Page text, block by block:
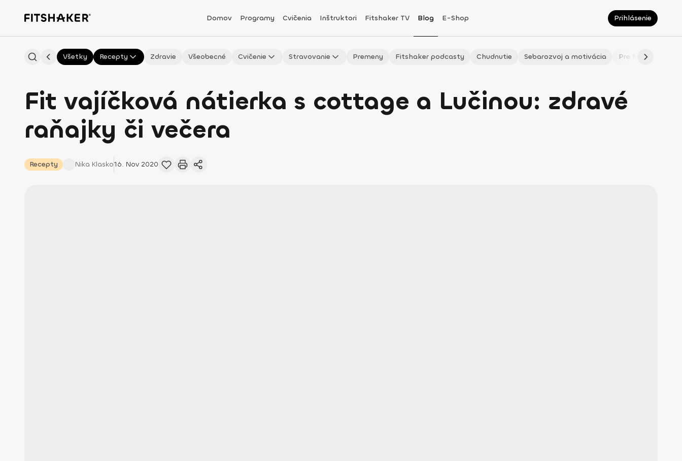
Domov Programy Cvičenia Inštruktori Fitshaker TV Blog E-Shop Prihlásenie
Všetky Recepty Zdravie Všeobecné Cvičenie Stravovanie Premeny Fitshaker podcasty Chudnutie Sebarozvoj a motivácia Pre fitmaminky
Fit vajíčková nátierka s cottage a Lučinou: zdravé
raňajky či večera
Recepty Nika Klasko16. Nov 2020